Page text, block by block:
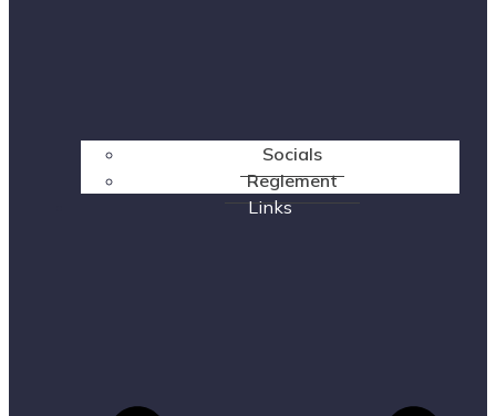
Socials
Reglement
Links